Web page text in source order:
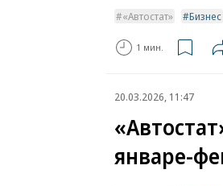
«Автостат» Бизнес
1 мин.
20.03.2026, 11:47
январе-